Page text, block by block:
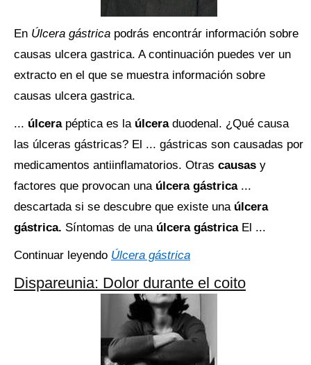
En Úlcera gástrica podrás encontrár información sobre
causas ulcera gastrica. A continuación puedes ver un
extracto en el que se muestra información sobre
causas ulcera gastrica.
... úlcera péptica es la úlcera duodenal. ¿Qué causa
las úlceras gástricas? El ... gástricas son causadas por
medicamentos antiinflamatorios. Otras causas y
factores que provocan una úlcera gástrica ...
descartada si se descubre que existe una úlcera
gástrica. Síntomas de una úlcera gástrica El ...
Continuar leyendo Úlcera gástrica
Dispareunia: Dolor durante el coito